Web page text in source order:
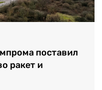
поставил
ракет и